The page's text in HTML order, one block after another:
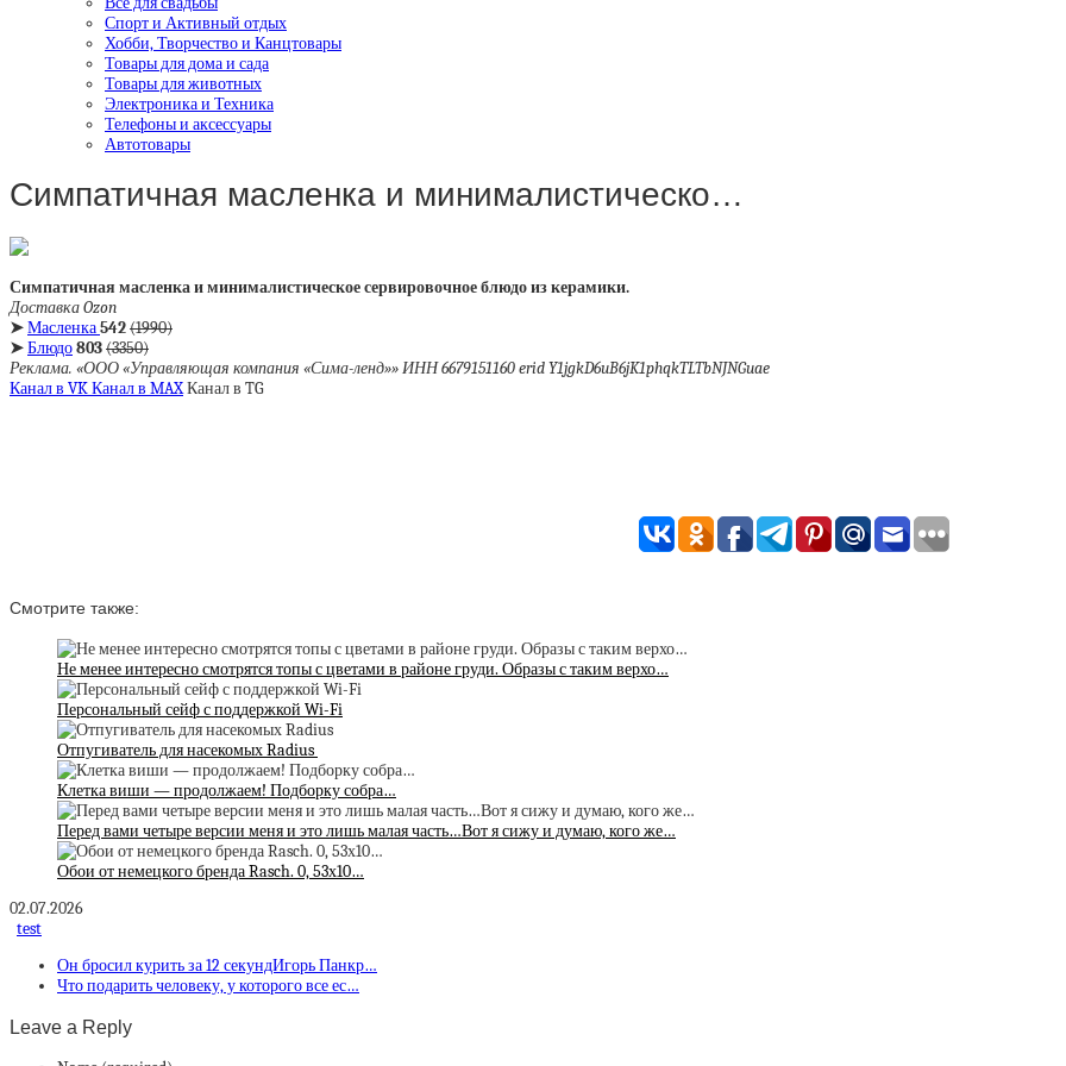
Спорт и Активный отдых
Хобби, Творчество и Канцтовары
Товары для дома и сада
Товары для животных
Электроника и Техника
Телефоны и аксессуары
Автотовары
Симпатичная масленка и минималистическо…
Симпатичная масленка и минималистическое сервировочное блюдо из керамики.
Доставка Ozon
➤Масленка542(1990)
➤Блюдо803(3350)
Реклама. «ООО «Управляющая компания «Сима-ленд»» ИНН 6679151160 erid Y1jgkD6uB6jK1phqkTLTbNJNGuae
Канал в VKКанал в MAXКанал в TG
Смотрите также:
Не менее интересно смотрятся топы с цветами в районе груди. Образы с таким верхо…
Персональный сейф с поддержкой Wi-Fi
Отпугиватель для насекомых Radius
Клетка виши — продолжаем! Подборку собра…
Перед вами четыре версии меня и это лишь малая часть…Вот я сижу и думаю, кого же…
Обои от немецкого бренда Rasch. 0, 53х10…
02.07.2026
test
Он бросил курить за 12 секундИгорь Панкр…
Что подарить человеку, у которого все ес…
Leave a Reply